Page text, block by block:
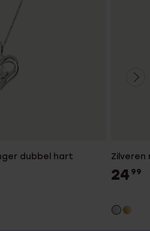
dubbel hart
Zilveren
24 99